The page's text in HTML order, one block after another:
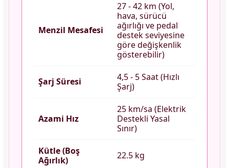
Menzil Mesafesi
27 - 42 km (Yol,
hava, sürücü
ağırlığı ve pedal
destek seviyesine
göre değişkenlik
gösterebilir)
Şarj Süresi
4,5 - 5 Saat (Hızlı
Şarj)
Azami Hız
25 km/sa (Elektrik
Destekli Yasal
Sınır)
Kütle (Boş
Ağırlık)
22.5 kg